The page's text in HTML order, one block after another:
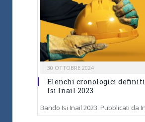
30 OTTOBRE 2024
Elenchi cronologici
Isi Inail 2023
Bando Isi Inail 2023. Pubblicati da